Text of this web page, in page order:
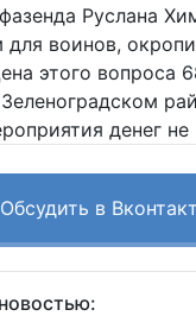
Руслана
воинов,
этого вопроса
денег не
Обсудить в